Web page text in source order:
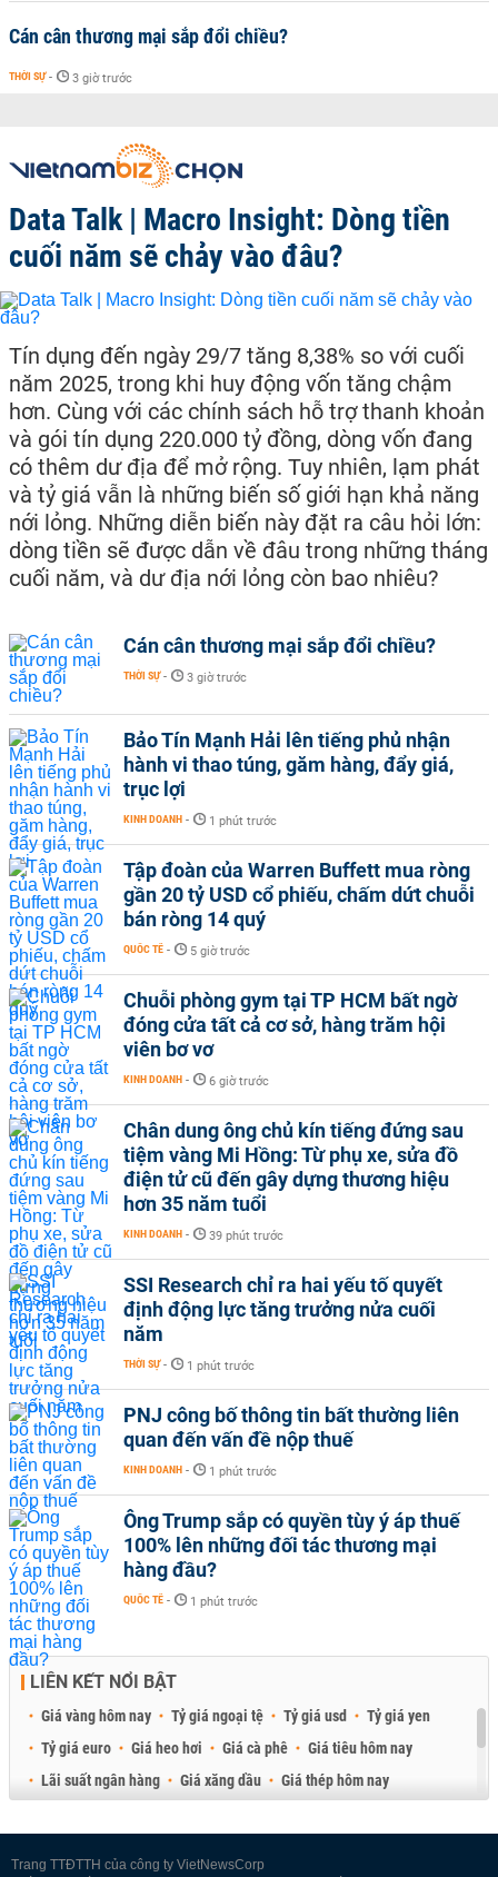
Cán cân thương mại sắp đổi chiều?
THỜI SỰ - 3 giờ trước
Data Talk | Macro Insight: Dòng tiền
cuối năm sẽ chảy vào đâu?
Tín dụng đến ngày 29/7 tăng 8,38% so với cuối
năm 2025, trong khi huy động vốn tăng chậm
hơn. Cùng với các chính sách hỗ trợ thanh khoản
và gói tín dụng 220.000 tỷ đồng, dòng vốn đang
có thêm dư địa để mở rộng. Tuy nhiên, lạm phát
và tỷ giá vẫn là những biến số giới hạn khả năng
nới lỏng. Những diễn biến này đặt ra câu hỏi lớn:
dòng tiền sẽ được dẫn về đâu trong những tháng
cuối năm, và dư địa nới lỏng còn bao nhiêu?
Cán cân thương mại sắp đổi chiều?
THỜI SỰ - 3 giờ trước
Bảo Tín Mạnh Hải lên tiếng phủ nhận
hành vi thao túng, găm hàng, đẩy giá,
trục lợi
KINH DOANH - 1 phút trước
Tập đoàn của Warren Buffett mua ròng
gần 20 tỷ USD cổ phiếu, chấm dứt chuỗi
bán ròng 14 quý
QUỐC TẾ - 5 giờ trước
Chuỗi phòng gym tại TP HCM bất ngờ
đóng cửa tất cả cơ sở, hàng trăm hội
viên bơ vơ
KINH DOANH - 6 giờ trước
Chân dung ông chủ kín tiếng đứng sau
tiệm vàng Mi Hồng: Từ phụ xe, sửa đồ
điện tử cũ đến gây dựng thương hiệu
hơn 35 năm tuổi
KINH DOANH - 39 phút trước
SSI Research chỉ ra hai yếu tố quyết
định động lực tăng trưởng nửa cuối
năm
THỜI SỰ - 1 phút trước
PNJ công bố thông tin bất thường liên
quan đến vấn đề nộp thuế
KINH DOANH - 1 phút trước
Ông Trump sắp có quyền tùy ý áp thuế
100% lên những đối tác thương mại
hàng đầu?
QUỐC TẾ - 1 phút trước
LIÊN KẾT NỔI BẬT
Giá vàng hôm nay Tỷ giá ngoại tệ Tỷ giá usd
Tỷ giá yen
Tỷ giá euro
Giá heo hơi Giá cà phê
Giá tiêu hôm nay
Lãi suất ngân hàng
Giá xăng dầu
Giá thép hôm nay
Trang TTĐTTH của công ty VietNewsCorp